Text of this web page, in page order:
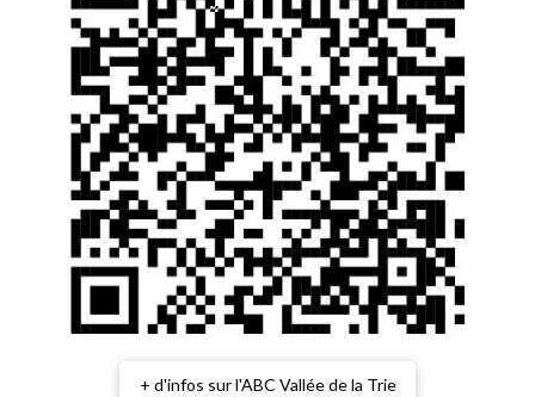
+ d'infos sur l'ABC Vallée de la Trie